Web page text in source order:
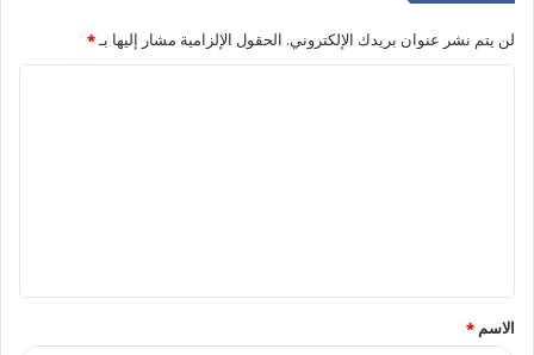
لن يتم نشر عنوان بريدك الإلكتروني. الحقول الإلزامية مشار إليها بـ*
ق
*
الاسم *